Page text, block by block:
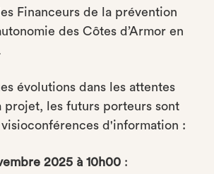
Financeurs de la prévention
des Côtes d’Armor en
évolutions dans les attentes
projet, les futurs porteurs sont
d'information :
2025 à 10h00 :